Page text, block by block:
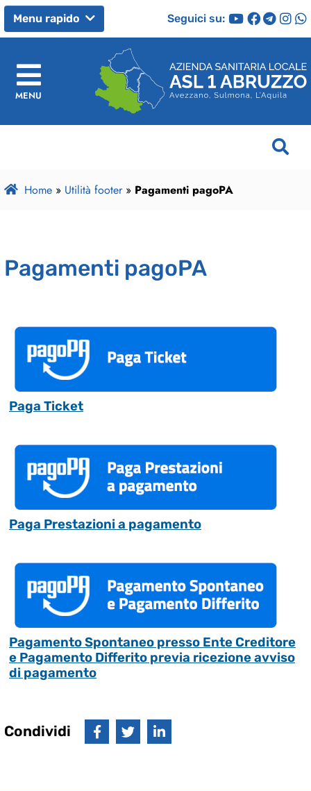
Menu rapido Seguici su:
MENU
Home » Utilità footer» Pagamenti pagoPA
Pagamenti pagoPA
Paga Ticket
Paga Prestazioni a pagamento
Pagamento Spontaneo presso Ente Creditore
e Pagamento Differito previa ricezione avviso
di pagamento
Condividi